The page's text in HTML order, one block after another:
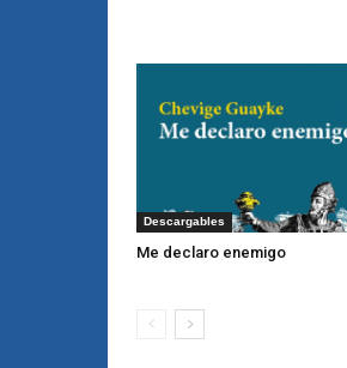
Descargables
Me declaro enemigo